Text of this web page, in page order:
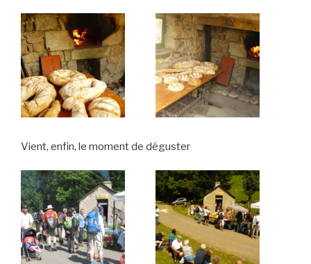
Vient, enfin, le moment de déguster